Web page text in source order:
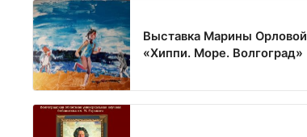
Выставка Марины Орловой
«Хиппи. Море. Волгоград»